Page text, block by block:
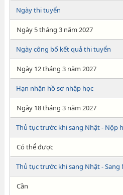
Ngày thi tuyển
Ngày 5 tháng 3 năm 2027
Ngày công bố kết quả thi tuyển
Ngày 12 tháng 3 năm 2027
Hạn nhận hồ sơ nhập học
Ngày 18 tháng 3 năm 2027
Thủ tục trước khi sang Nhật - Nộp
Có thể được
Thủ tục trước khi sang Nhật -
Cần